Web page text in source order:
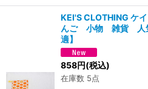
KEI'S CLOTHING ケ
んご 小物 雑貨 人
適】
858円(税込)
在庫数 5点